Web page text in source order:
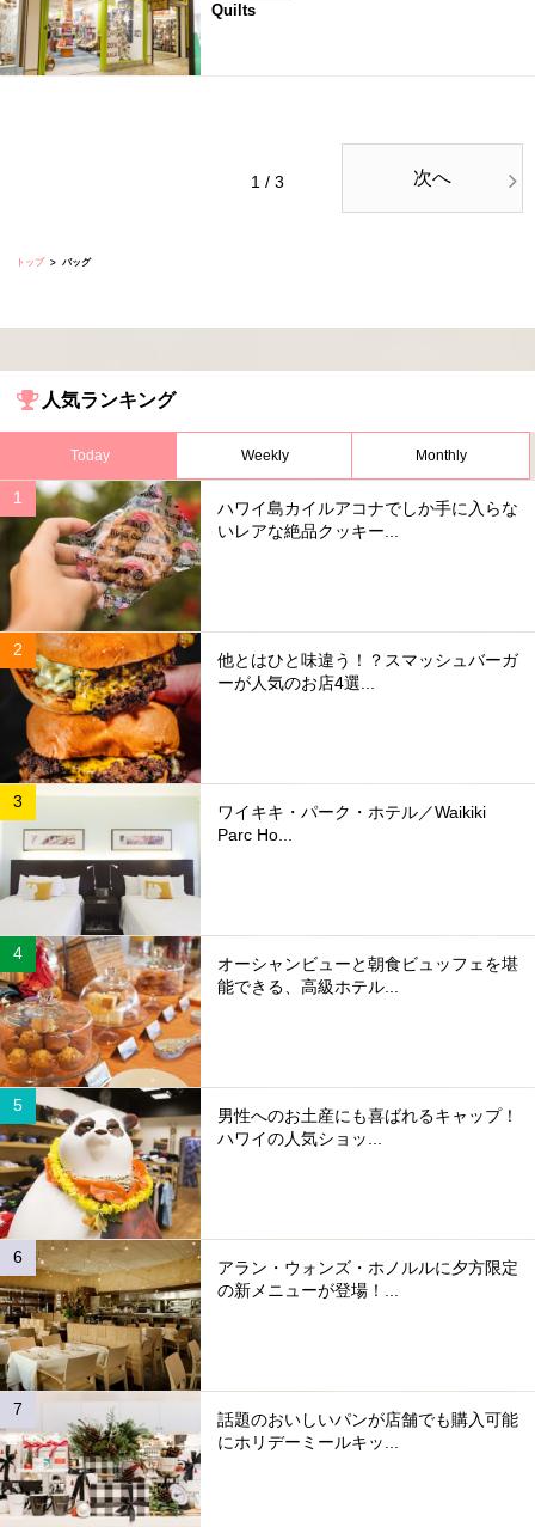
Quilts
1 / 3 次へ
トップ バッグ
人気ランキング
Today Weekly Monthly
ハワイ島カイルアコナでしか手に入らな
いレアな絶品クッキー...
他とはひと味違う！？スマッシュバーガ
ーが人気のお店4選...
ワイキキ・パーク・ホテル／Waikiki
Parc Ho...
オーシャンビューと朝食ビュッフェを堪
能できる、高級ホテル...
男性へのお土産にも喜ばれるキャップ！
ハワイの人気ショッ...
アラン・ウォンズ・ホノルルに夕方限定
の新メニューが登場！...
話題のおいしいパンが店舗でも購入可能
にホリデーミールキッ...